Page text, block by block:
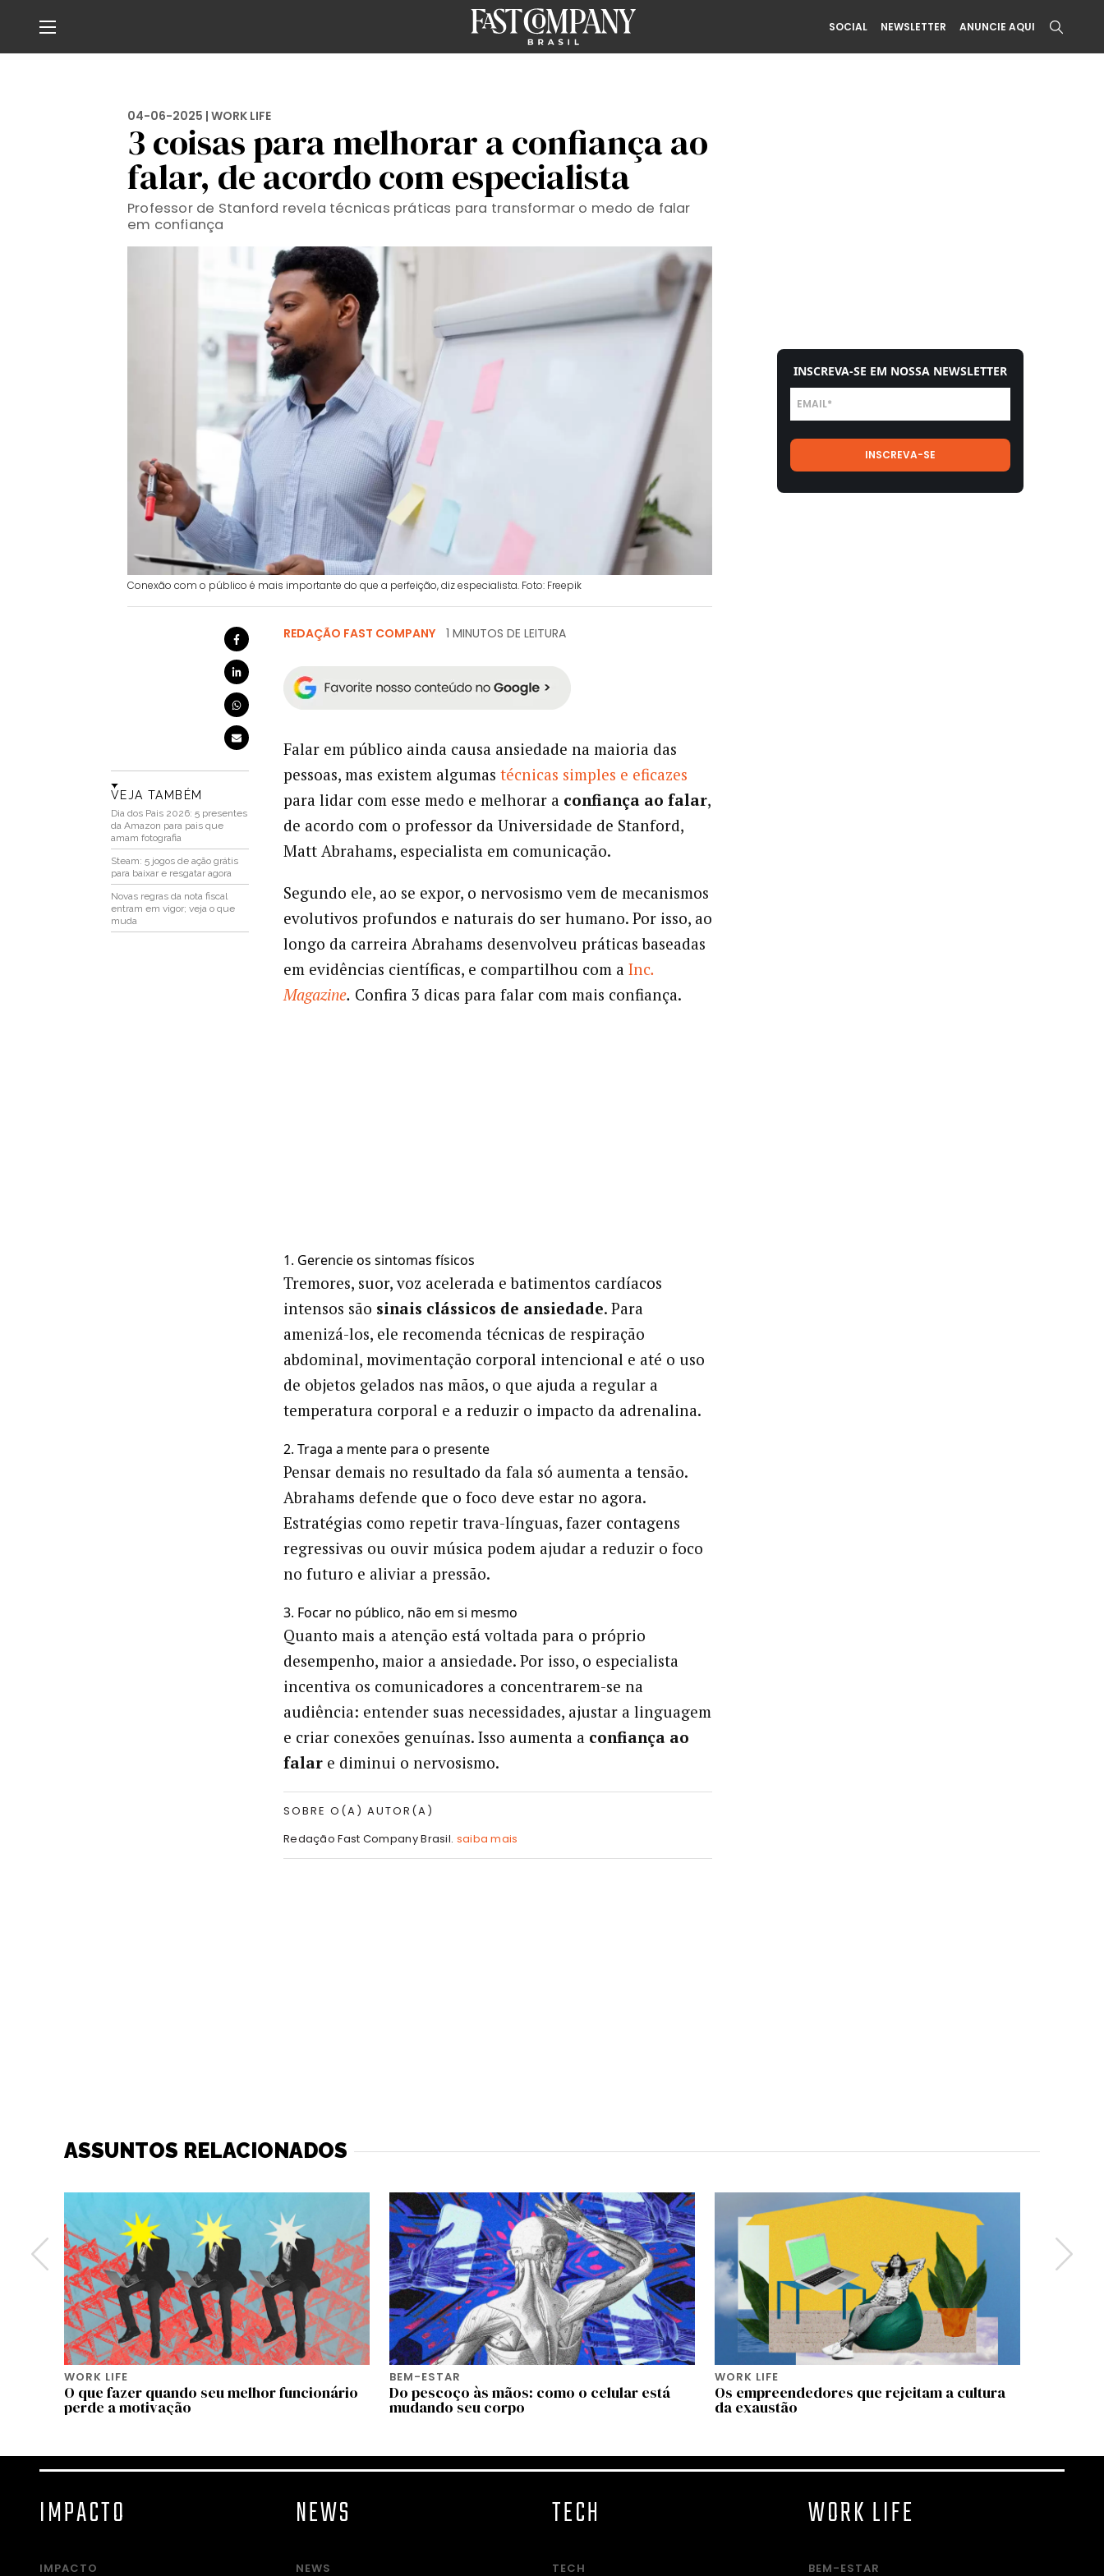
SOCIAL NEWSLETTER ANUNCIE AQUI
04-06-2025 | WORK LIFE
3 coisas para melhorar a confiança ao
falar, de acordo com especialista
Professor de Stanford revela técnicas práticas para transformar o medo de falar
em confiança
Conexão com o público é mais importante do que a perfeição, diz especialista. Foto: Freepik
VEJA TAMBÉM
Dia dos Pais 2026: 5 presentes
da Amazon para pais que
amam fotografia
Steam: 5 jogos de ação grátis
para baixar e resgatar agora
Novas regras da nota fiscal
entram em vigor; veja o que
muda
REDAÇÃO FAST COMPANY 1 MINUTOS DE LEITURA
Falar em público ainda causa ansiedade na maioria das
pessoas, mas existem algumas técnicas simples e eficazes
para lidar com esse medo e melhorar a confiança ao falar,
de acordo com o professor da Universidade de Stanford,
Matt Abrahams, especialista em comunicação.
Segundo ele, ao se expor, o nervosismo vem de mecanismos
evolutivos profundos e naturais do ser humano. Por isso, ao
longo da carreira Abrahams desenvolveu práticas baseadas
em evidências científicas, e compartilhou com a Inc.
Magazine. Confira 3 dicas para falar com mais confiança.
1. Gerencie os sintomas físicos
Tremores, suor, voz acelerada e batimentos cardíacos
intensos são sinais clássicos de ansiedade. Para
amenizá-los, ele recomenda técnicas de respiração
abdominal, movimentação corporal intencional e até o uso
de objetos gelados nas mãos, o que ajuda a regular a
temperatura corporal e a reduzir o impacto da adrenalina.
2. Traga a mente para o presente
Pensar demais no resultado da fala só aumenta a tensão.
Abrahams defende que o foco deve estar no agora.
Estratégias como repetir trava-línguas, fazer contagens
regressivas ou ouvir música podem ajudar a reduzir o foco
no futuro e aliviar a pressão.
3. Focar no público, não em si mesmo
Quanto mais a atenção está voltada para o próprio
desempenho, maior a ansiedade. Por isso, o especialista
incentiva os comunicadores a concentrarem-se na
audiência: entender suas necessidades, ajustar a linguagem
e criar conexões genuínas. Isso aumenta a confiança ao
falare diminui o nervosismo.
SOBRE O(A) AUTOR(A)
Redação Fast Company Brasil. saiba mais
INSCREVA-SE EM NOSSA NEWSLETTER
ASSUNTOS RELACIONADOS
WORK LIFE
O que fazer quando seu melhor funcionário
perde a motivação
BEM-ESTAR
Do pescoço às mãos: como o celular está
mudando seu corpo
WORK LIFE
Os empreendedores que rejeitam a cultura
da exaustão
IMPACTO
IMPACTO
NEWS
NEWS
TECH
TECH
WORK LIFE
BEM-ESTAR